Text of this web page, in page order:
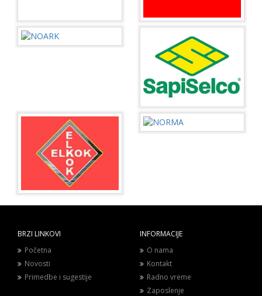
BRZI LINKOVI
Početna
Novosti
Primedbe i sugestije
INFORMACIJE
O nama
Kontakt
Radno vreme
Zaposlenje